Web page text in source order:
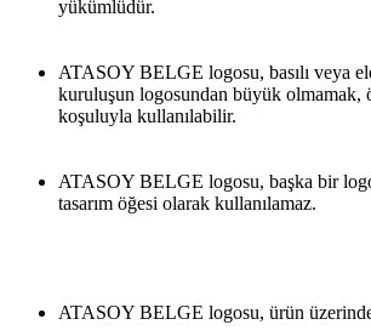
yükümlüdür.
ATASOY BELGE logosu, basılı veya
kuruluşun logosundan büyük olmamak,
koşuluyla kullanılabilir.
ATASOY BELGE logosu, başka bir
tasarım öğesi olarak kullanılamaz.
ATASOY BELGE logosu, ürün